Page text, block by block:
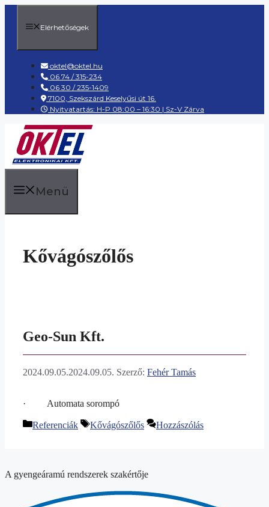
Kilépés
tartalombaElérhetőségek
oktel@oktel.hu
06 74 / 315-234
06 30 / 235-1409
7100, Szekszárd Keselyűsi út 16.
Nyitvatartás: H-P 08:00 – 16:30 | Sz-V Zárva
Menü
Kővágószőlős
Geo-Sun Kft.
2024.09.05.2024.09.05. Szerző: Fehér Tamás
· Automata sorompó
Kategória
Referenciák Címkék
Kővágószőlős Hozzászólás
A gyengeáramú rendszerek szakértője